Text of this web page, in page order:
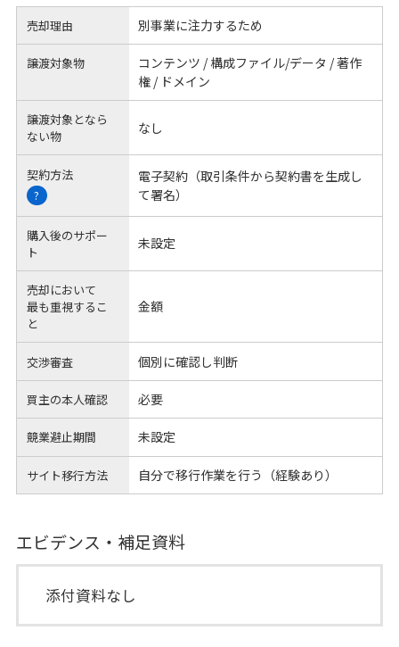
売却理由 別事業に注力するため
譲渡対象物
コンテンツ / 構成ファイル/データ / 著作
権 / ドメイン
譲渡対象となら
ない物
なし
契約方法
?
電子契約（取引条件から契約書を生成し
て署名）
購入後のサポー
ト
未設定
売却において
最も重視するこ
と
金額
交渉審査 個別に確認し判断
買主の本人確認 必要
競業避止期間 未設定
サイト移行方法 自分で移行作業を行う（経験あり）
エビデンス・補足資料
添付資料なし